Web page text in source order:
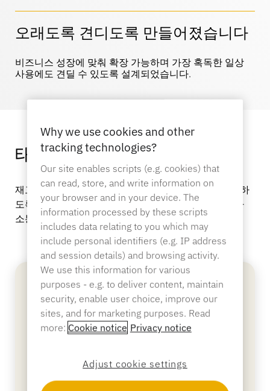
스포츠 & 엔터테인먼트
호텔 및 레스토랑
픽스처 제작사
은행업
판매 시점
태블릿 스탠드
뉴스
오래도록 견디도록 만들어졌습니다
비즈니스 성장에 맞춰 확장 가능하며 가장 혹독한 일상
사용에도 견딜 수 있도록 설계되었습니다.
태블릿 스탠드 발견하기
재고 확인부터 결제까지 – 비즈니스 요구에 맞춰 진화하
도록 설계된 태블릿 스탠드로 고객이 있는 곳 어디서나
소통하세요.
Why we use cookies and other
tracking technologies?
Our site enables scripts (e.g. cookies) that
can read, store, and write information on
your browser and in your device. The
information processed by these scripts
includes data relating to you which may
include personal identifiers (e.g. IP address
and session details) and browsing activity.
We use this information for various
purposes - e.g. to deliver content, maintain
security, enable user choice, improve our
sites, and for marketing purposes. Read
more: Cookie notice Privacy notice
Adjust cookie settings